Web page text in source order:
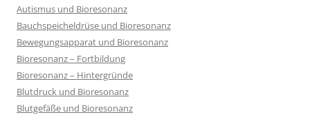
Autismus und Bioresonanz
Bauchspeicheldrüse und Bioresonanz
Bewegungsapparat und Bioresonanz
Bioresonanz – Fortbildung
Bioresonanz – Hintergründe
Blutdruck und Bioresonanz
Blutgefäße und Bioresonanz